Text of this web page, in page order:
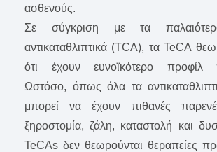
ασθενούς.
Σε σύγκριση με τα παλαιότερα
αντικαταθλιπτικά (TCA), τα TeCA
ότι έχουν ευνοϊκότερο προφίλ
Ωστόσο, όπως όλα τα
μπορεί να έχουν πιθανές
ξηροστομία, ζάλη, καταστολή και
TeCAs δεν θεωρούνται θεραπείες